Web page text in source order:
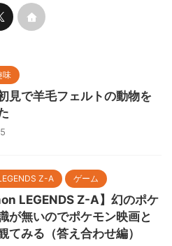
味
見で羊毛フェルトの動物を
Z-A ゲーム
LEGENDS Z-A】幻のポケ
が無いのでポケモン映画と
てみる（答え合わせ編）